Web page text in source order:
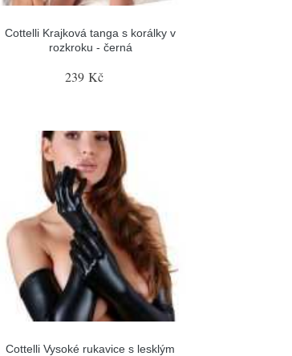
Cottelli Krajková tanga s korálky v
rozkroku - černá
239 Kč
Cottelli Vysoké rukavice s lesklým